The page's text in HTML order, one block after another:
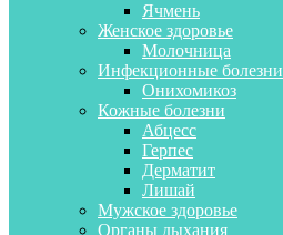
Ячмень
Женское здоровье
Молочница
Инфекционные болезни
Онихомикоз
Кожные болезни
Абцесс
Герпес
Дерматит
Лишай
Мужское здоровье
Органы дыхания